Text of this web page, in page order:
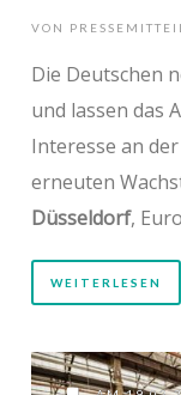
VON
Die Deutschen
und lassen das
Interesse an
erneuten
Düsseldorf,
WEITERLESEN